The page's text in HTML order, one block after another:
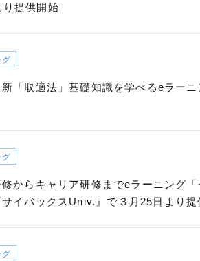
提供開始
グ
「取適法」基礎知識を学べるeラー
グ
からキャリア研修までeラーニング
イバックスUniv.』で３月25日より提
グ